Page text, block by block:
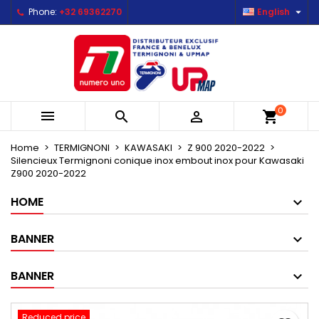
Phone: +32 69362270 English 
   shopping_cart0
Home TERMIGNONI KAWASAKI
Z 900 2020-2022
Silencieux Termignoni conique inox embout inox pour Kawasaki
Z900 2020-2022
HOME
BANNER
BANNER
Mes listes d'envies ×
Créer une nouvelle liste
Create wishlist ×
Wishlist name
Sign in ×
You need to be logged in to save products in your
Cancel Sign in